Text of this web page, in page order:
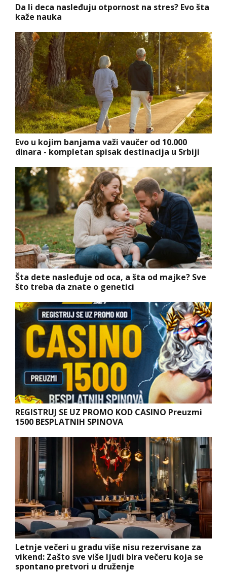
Da li deca nasleđuju otpornost na stres? Evo šta
kaže nauka
Evo u kojim banjama važi vaučer od 10.000
dinara - kompletan spisak destinacija u Srbiji
Šta dete nasleđuje od oca, a šta od majke? Sve
što treba da znate o genetici
REGISTRUJ SE UZ PROMO KOD CASINO Preuzmi
1500 BESPLATNIH SPINOVA
Letnje večeri u gradu više nisu rezervisane za
vikend: Zašto sve više ljudi bira večeru koja se
spontano pretvori u druženje